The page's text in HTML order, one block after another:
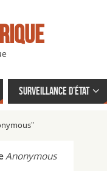
Surveillance d’État
Anonymous